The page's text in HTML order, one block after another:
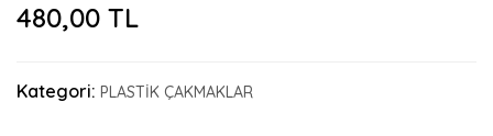
480,00 TL
Kategori: PLASTİK ÇAKMAKLAR